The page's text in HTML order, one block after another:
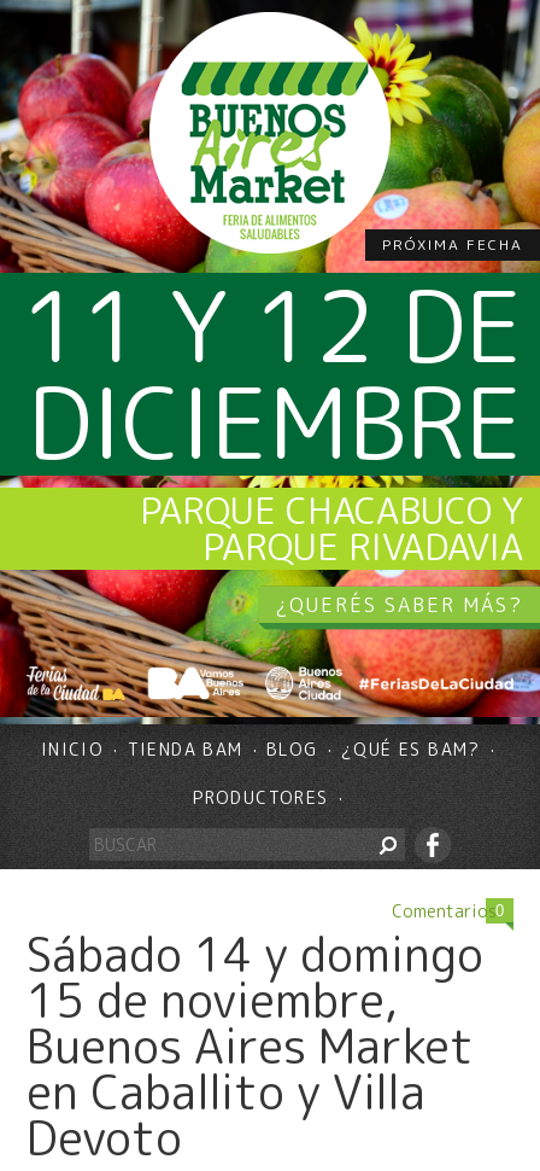
PRÓXIMA FECHA
11 Y 12 DE
DICIEMBRE
PARQUE CHACABUCO Y
PARQUE RIVADAVIA
¿QUERÉS SABER MÁS?
INICIO TIENDA BAM BLOG ¿QUÉ ES BAM?
PRODUCTORES
Comentarios0
Sábado 14 y domingo
15 de noviembre,
Buenos Aires Market
en Caballito y Villa
Devoto